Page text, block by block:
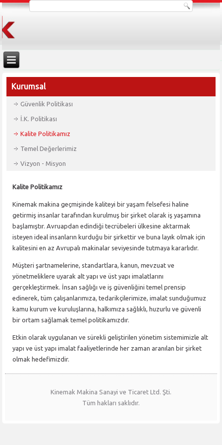
Kurumsal
Güvenlik Politikası
İ.K. Politikası
Kalite Politikamız
Temel Değerlerimiz
Vizyon - Misyon
Kalite Politikamız
Kinemak makina geçmişinde kaliteyi bir yaşam felsefesi haline
getirmiş insanlar tarafından kurulmuş bir şirket olarak iş yaşamına
başlamıştır. Avruapdan edindiği tecrübeleri ülkesine aktarmak
isteyen ideal insanların kurduğu bir şirkettir ve buna layık olmak için
kalitesini en az Avrupalı makinalar seviyesinde tutmaya kararlıdır.
Müşteri şartnamelerine, standartlara, kanun, mevzuat ve
yönetmeliklere uyarak alt yapı ve üst yapı imalatlarını
gerçekleştirmek. İnsan sağlığı ve iş güvenliğini temel prensip
edinerek, tüm çalışanlarımıza, tedarikçilerimize, imalat sunduğumuz
kamu kurum ve kuruluşlarına, halkımıza sağlıklı, huzurlu ve güvenli
bir ortam sağlamak temel politikamızdır.
Etkin olarak uygulanan ve sürekli geliştirilen yönetim sistemimizle alt
yapı ve üst yapı imalat faaliyetlerinde her zaman aranılan bir şirket
olmak hedefimizdir.
Kinemak Makina Sanayi ve Ticaret Ltd. Şti.
Tüm hakları saklıdır.